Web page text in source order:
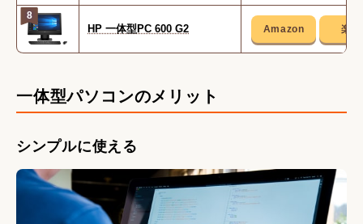
8
HP 一体型PC 600 G2
一体型パソコンのメリット
シンプルに使える